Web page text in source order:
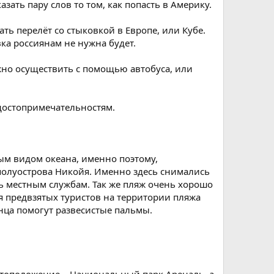
пару слов то том, как попасть в Америку.
перелёт со стыковкой в Европе, или Кубе.
россиянам не нужна будет.
осуществить с помощью автобуса, или
видом океана, именно поэтому,
Никойя. Именно здесь снимались
местным службам. Так же пляж очень хорошо
туристов на территории пляжа
помогут развесистые пальмы.